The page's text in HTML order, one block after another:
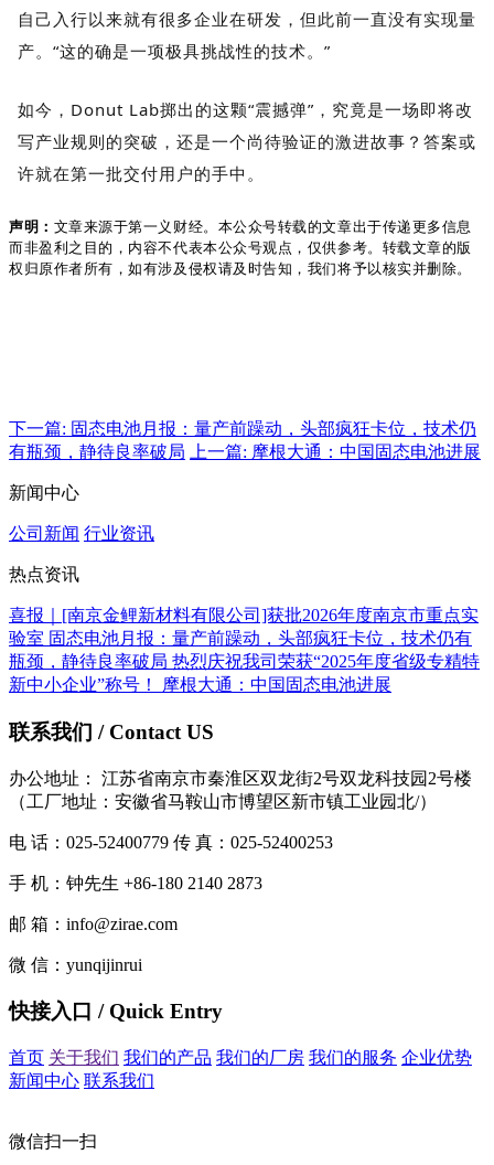
自己入行以来就有很多企业在研发，但此前一直没有实现量
产。“这的确是一项极具挑战性的技术。”
如今，Donut Lab掷出的这颗“震撼弹”，究竟是一场即将改
写产业规则的突破，还是一个尚待验证的激进故事？答案或
许就在第一批交付用户的手中。
声明： 文章来源于第一义财经。本公众号转载的文章出于传递更多信息
而非盈利之目的，内容不代表本公众号观点，仅供参考。转载文章的版
权归原作者所有，如有涉及侵权请及时告知，我们将予以核实并删除。
下一篇: 固态电池月报：量产前躁动，头部疯狂卡位，技术仍
有瓶颈，静待良率破局
上一篇: 摩根大通：中国固态电池进展
新闻中心
公司新闻 行业资讯
热点资讯
喜报｜[南京金鲤新材料有限公司]获批2026年度南京市重点实
验室 固态电池月报：量产前躁动，头部疯狂卡位，技术仍有
瓶颈，静待良率破局 热烈庆祝我司荣获“2025年度省级专精特
新中小企业”称号！
摩根大通：中国固态电池进展
联系我们 / Contact US
办公地址： 江苏省南京市秦淮区双龙街2号双龙科技园2号楼
（工厂地址：安徽省马鞍山市博望区新市镇工业园北/）
电 话：025-52400779 传 真：025-52400253
手 机：钟先生 +86-180 2140 2873
邮 箱：info@zirae.com
微 信：yunqijinrui
快接入口 / Quick Entry
首页 关于我们 我们的产品 我们的厂房 我们的服务 企业优势
新闻中心 联系我们
微信扫一扫